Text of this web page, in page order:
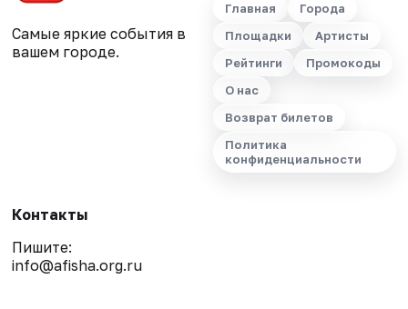
Самые яркие события в
вашем городе.
Главная
Города
Площадки
Артисты
Рейтинги
Промокоды
О нас
Возврат билетов
Политика
конфиденциальности
Контакты
Пишите:
info@afisha.org.ru